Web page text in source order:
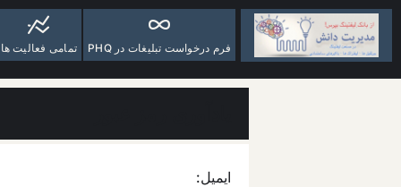
فرم درخواست تبلیغات در PHQ تمامی فعالیت ها
ایمیل: